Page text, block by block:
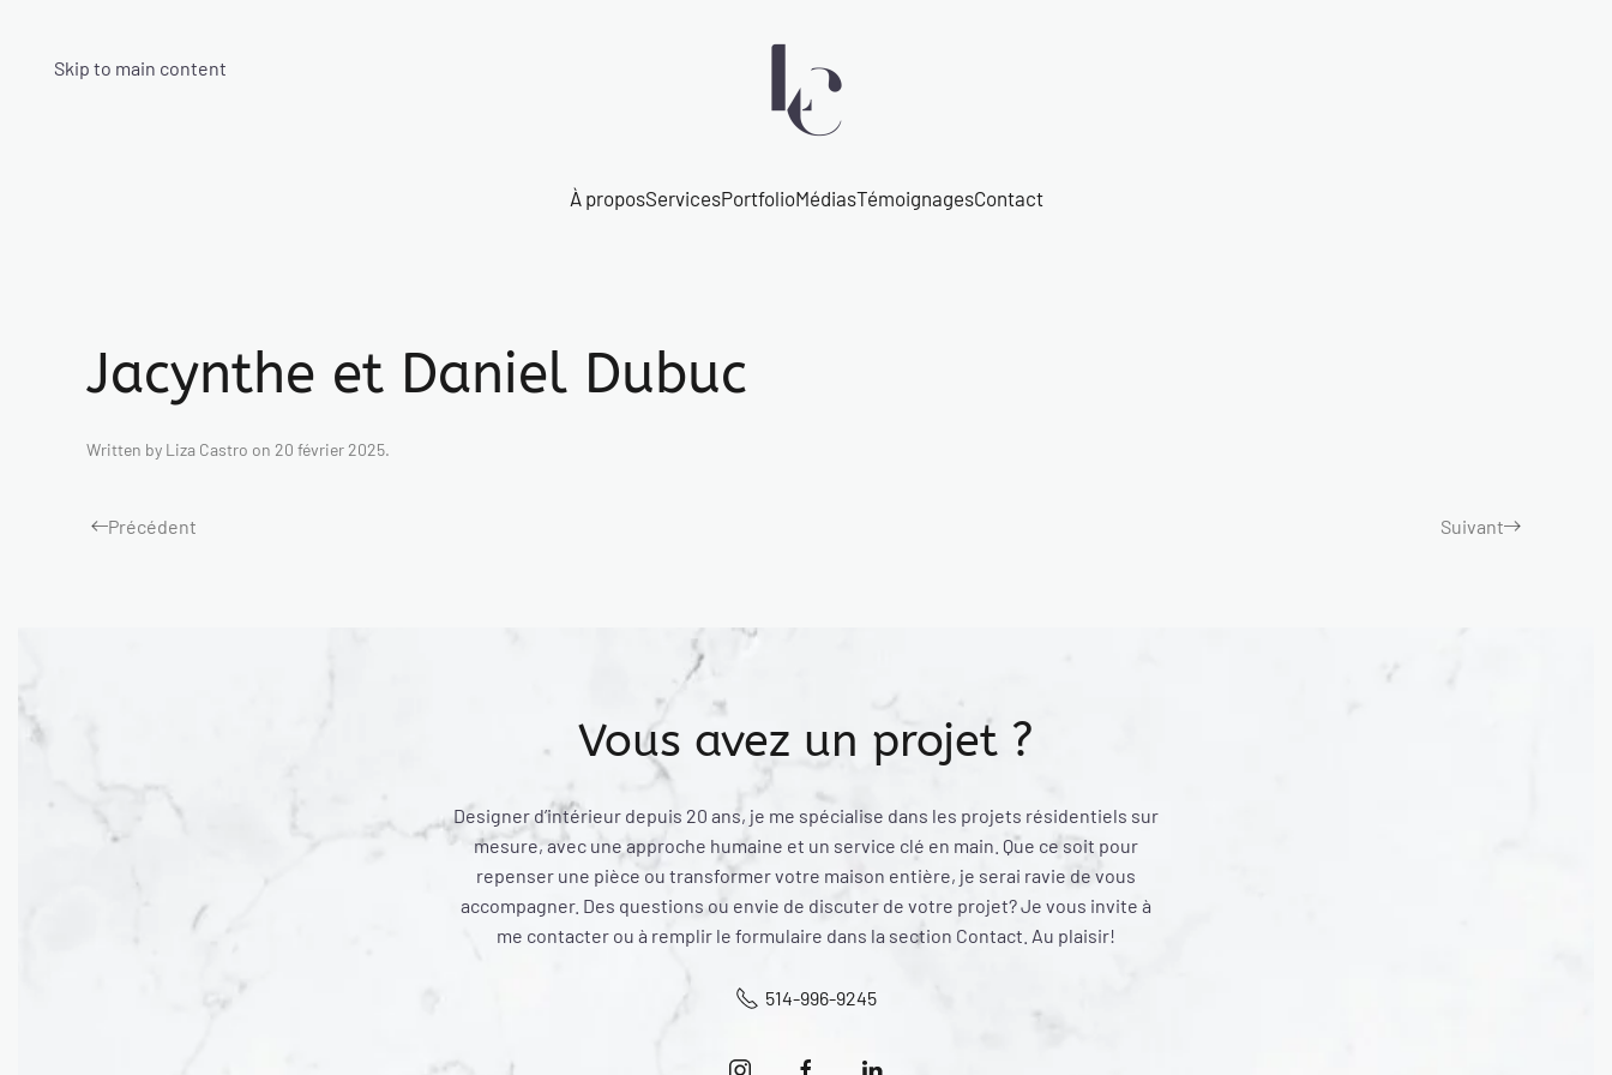
Skip to main content
À proposServicesPortfolioMédiasTémoignagesContact
Jacynthe et Daniel Dubuc
Written by Liza Castro on 20 février 2025.
Précédent Suivant
Vous avez un projet ?
Designer d’intérieur depuis 20 ans, je me spécialise dans les projets résidentiels sur
mesure, avec une approche humaine et un service clé en main. Que ce soit pour
repenser une pièce ou transformer votre maison entière, je serai ravie de vous
accompagner. Des questions ou envie de discuter de votre projet? Je vous invite à
me contacter ou à remplir le formulaire dans la section Contact. Au plaisir!
514-996-9245